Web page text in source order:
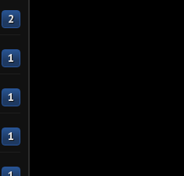
2
1
1
1